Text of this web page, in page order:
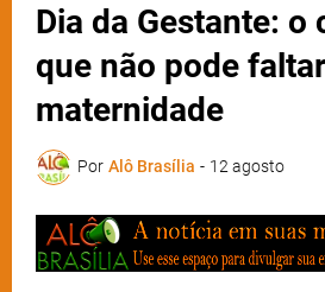
Dia da Gestante: o
que não pode
maternidade
Por Alô Brasília - 12 agosto